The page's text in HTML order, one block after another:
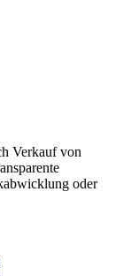
Verkauf von
oder